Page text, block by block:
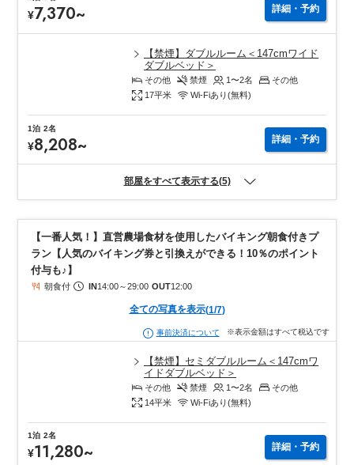
¥7,370~ 詳細・予約
【禁煙】ダブルルーム＜147cmワイド
ダブルベッド＞
その他 禁煙 1〜2名
その他
17平米 Wi-Fiあり(無料)
1泊 2名
¥8,208~ 詳細・予約
部屋をすべて表示する(5)
【一番人気！】直営農場食材を使用したバイキング朝食付きプ
ラン【人気のバイキング券と引換えができる！10％のポイント
付与も♪】
朝食付 IN14:00～29:00 OUT12:00
全ての写真を表示(1/7)
事前決済について ※表示金額はすべて税込です
【禁煙】セミダブルルーム＜147cmワ
イドダブルベッド＞
その他 禁煙 1〜2名
その他
14平米 Wi-Fiあり(無料)
1泊 2名
¥11,280~ 詳細・予約